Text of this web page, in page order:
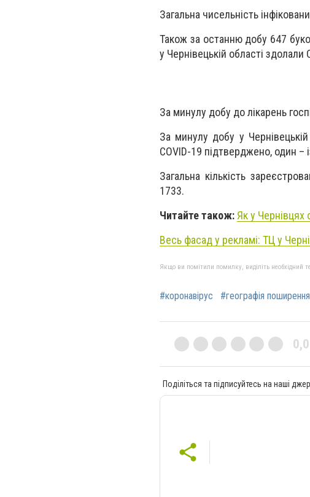
Загальна чисельність
Також за останню добу 647
у Чернівецькій області здолали
За минулу добу до лікарень
За минулу добу у
COVID-19 підтверджено, один –
Загальна кількість
1733.
Читайте також: Як у
Весь фасад у рекламі: ТЦ у
Якщо ви помітили помилку, виділіть необхідний
#коронавірус #географія поширення
0,0
Поділіться та підписуйтесь на наші